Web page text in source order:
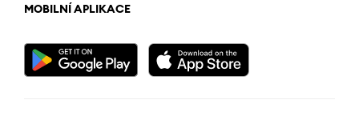
MOBILNÍ APLIKACE